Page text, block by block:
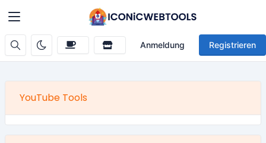
Anmeldung Registrieren
YouTube Tools